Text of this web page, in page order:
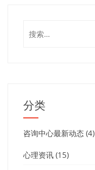
索：
分类
咨询中心最新动态 (4)
心理资讯 (15)